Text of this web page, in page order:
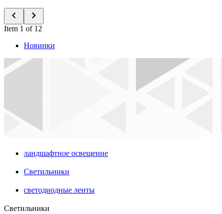
Item 1 of 12
Новинки
ландшафтное освещение
Светильники
светодиодные ленты
Светильники